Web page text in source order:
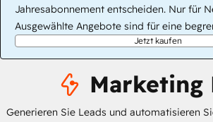
Jahresabonnement entscheiden. Nur für
Ausgewählte Angebote sind für eine
Jetzt kaufen
Marketing
Generieren Sie Leads und automatisieren